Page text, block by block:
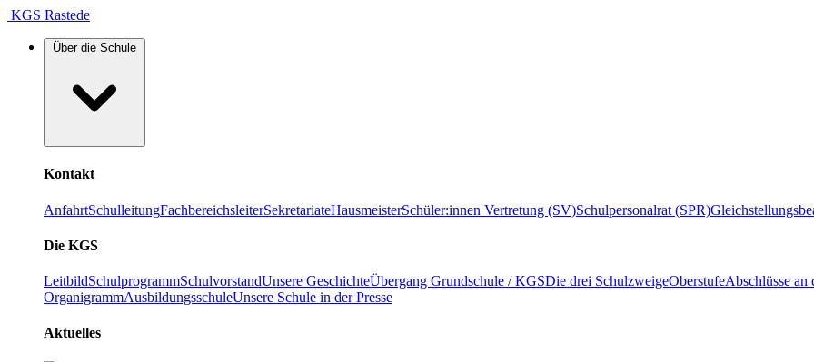
KGS Rastede
Über die Schule
Kontakt
AnfahrtSchulleitungFachbereichsleiterSekretariateHausmeisterSchüler:innen Vertretung (SV)Schulpersonalrat (SPR)
Die KGS
LeitbildSchulprogrammSchulvorstandUnsere GeschichteÜbergang Grundschule / KGSDie drei SchulzweigeOberstufeAbschlüsse an
OrganigrammAusbildungsschuleUnsere Schule in der Presse
Aktuelles